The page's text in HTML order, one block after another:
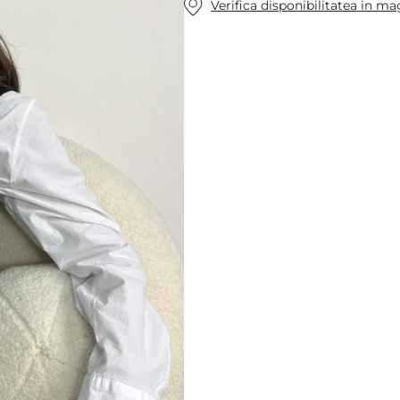
Verifica disponibilitatea in